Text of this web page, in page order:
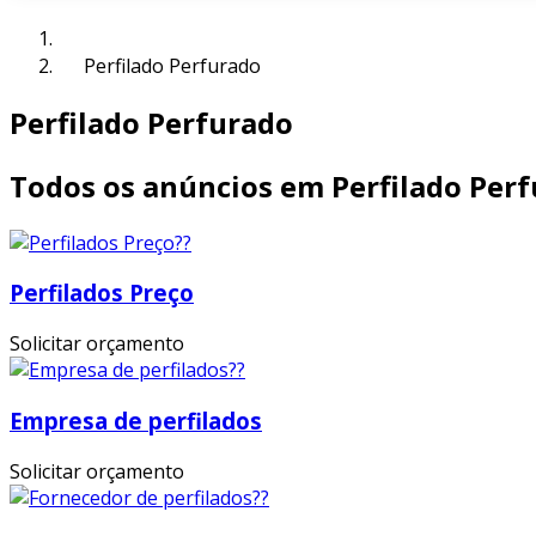
Perfilado Perfurado
Perfilado Perfurado
Todos os anúncios em Perfilado
Perfilados Preço
Solicitar orçamento
Empresa de perfilados
Solicitar orçamento